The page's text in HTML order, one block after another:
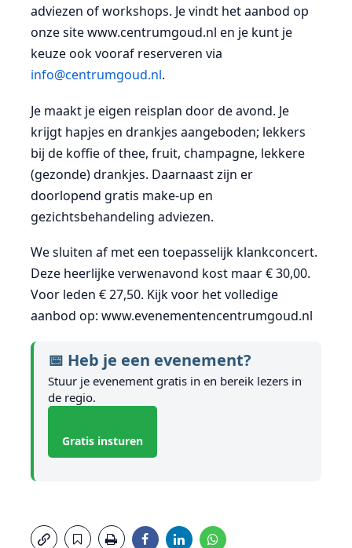
adviezen of workshops. Je vindt het aanbod op
onze site www.centrumgoud.nl en je kunt je
keuze ook vooraf reserveren via
info@centrumgoud.nl.
Je maakt je eigen reisplan door de avond. Je
krijgt hapjes en drankjes aangeboden; lekkers
bij de koffie of thee, fruit, champagne, lekkere
(gezonde) drankjes. Daarnaast zijn er
doorlopend gratis make-up en
gezichtsbehandeling adviezen.
We sluiten af met een toepasselijk klankconcert.
Deze heerlijke verwenavond kost maar € 30,00.
Voor leden € 27,50. Kijk voor het volledige
aanbod op: www.evenementencentrumgoud.nl
📅 Heb je een evenement?
Stuur je evenement gratis in en bereik lezers in
de regio.
Gratis insturen